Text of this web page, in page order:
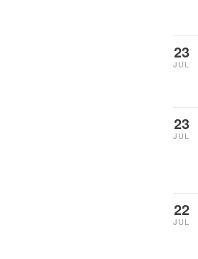
23
JUL
23
JUL
22
JUL